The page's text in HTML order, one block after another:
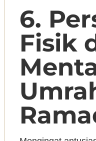
6.
Fisik